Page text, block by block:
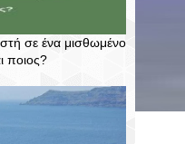
σε ένα μισθωμένο
ποιος?